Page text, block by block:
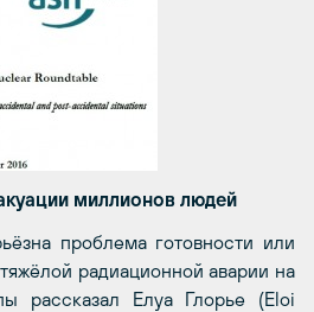
миллионов людей
проблема готовности или
радиационной аварии на
рассказал Елуа Глорье (Eloi